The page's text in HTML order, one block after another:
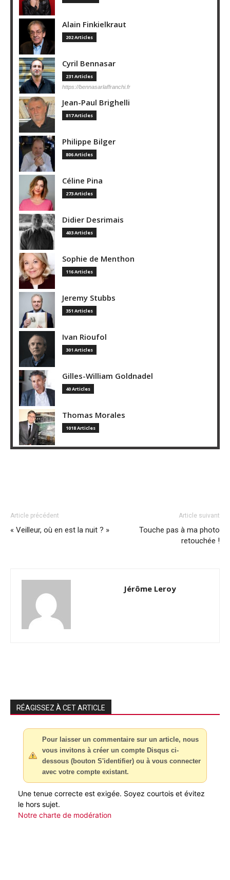
Alain Finkielkraut
202 Articles
Cyril Bennasar
231 Articles
https://bennasarlaffranchi.fr
Jean-Paul Brighelli
817 Articles
Philippe Bilger
806 Articles
Céline Pina
273 Articles
Didier Desrimais
403 Articles
Sophie de Menthon
116 Articles
Jeremy Stubbs
351 Articles
Ivan Rioufol
301 Articles
Gilles-William Goldnadel
40 Articles
Thomas Morales
1018 Articles
Article précédent
« Veilleur, où en est la nuit ? »
Article suivant
Touche pas à ma photo
retouchée !
Jérôme Leroy
RÉAGISSEZ À CET ARTICLE
Pour laisser un commentaire sur un article, nous
vous invitons à créer un compte Disqus ci-
dessous (bouton S'identifier) ou à vous connecter
avec votre compte existant.
Une tenue correcte est exigée. Soyez courtois et évitez
le hors sujet.
Notre charte de modération